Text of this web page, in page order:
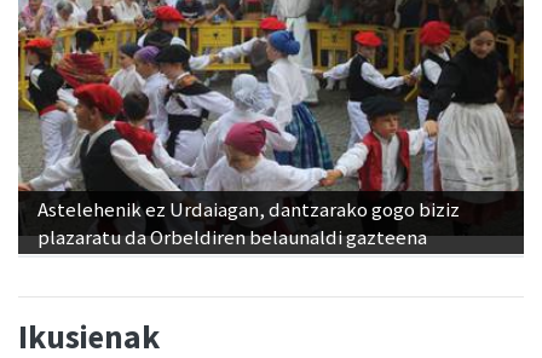
Astelehenik ez Urdaiagan, dantzarako gogo biziz
plazaratu da Orbeldiren belaunaldi gazteena
Ikusienak